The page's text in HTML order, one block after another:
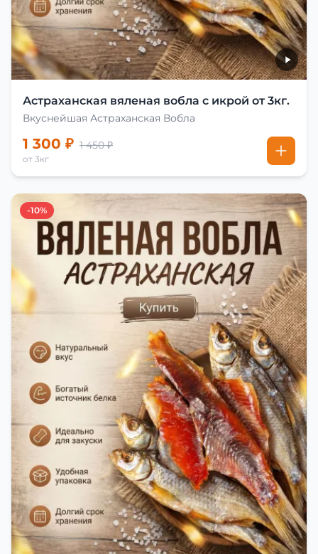
Астраханская вяленая вобла с икрой от 3кг.
Вкуснейшая Астраханская Вобла
1 300 ₽ 1 450 ₽
от 3кг
-10%